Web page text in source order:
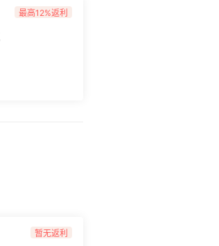
最高12%返利
暂无返利